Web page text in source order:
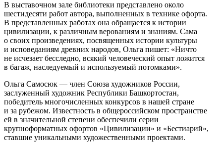
В выставочном зале библиотеки представлено около
шестидесяти работ автора, выполненных в технике офорта.
В представленных работах она обращается к истории
цивилизации, к различным верованиям и знаниям. Сама
о своих произведениях, посвященных истории культуры
и исповеданиям древних народов, Ольга пишет: «Ничто
не исчезает бесследно, всякий человеческий опыт ложится
в багаж, наследуемый и используемый потомками».
Ольга Самосюк — член Союза художников России,
заслуженный художник Республики Башкортостан,
победитель многочисленных конкурсов в нашей стране
и за рубежом. Известность в общероссийском пространстве
ей в значительной степени обеспечили серии
крупноформатных офортов «Цивилизации» и «Бестиарий»,
ставшие уникальными художественными проектами.